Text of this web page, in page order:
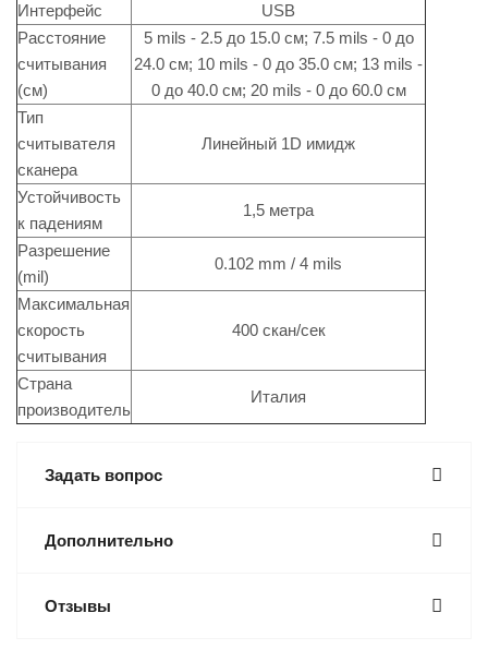
Интерфейс
USB
Расстояние
считывания
(cм)
5 mils - 2.5 до 15.0 см; 7.5 mils - 0 до
24.0 см; 10 mils - 0 до 35.0 см; 13 mils -
0 до 40.0 см; 20 mils - 0 до 60.0 см
Тип
считывателя
сканера
Линейный 1D имидж
Устойчивость
к падениям
1,5 метра
Разрешение
(mil)
0.102 mm / 4 mils
Максимальная
скорость
считывания
400 скан/сек
Страна
производитель
Италия
Задать вопрос
Дополнительно
Отзывы